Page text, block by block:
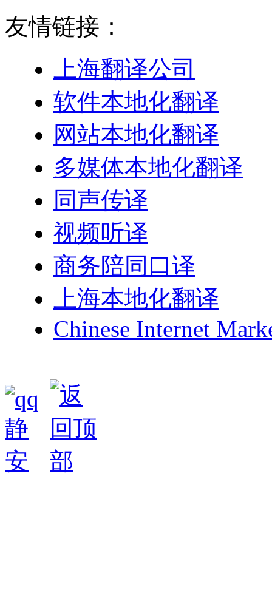
友情链接：
上海翻译公司
软件本地化翻译
网站本地化翻译
多媒体本地化翻译
同声传译
视频听译
商务陪同口译
上海本地化翻译
Chinese Internet